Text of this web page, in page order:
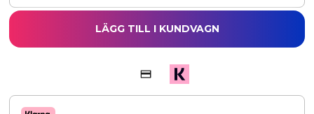
LÄGG TILL I KUNDVAGN